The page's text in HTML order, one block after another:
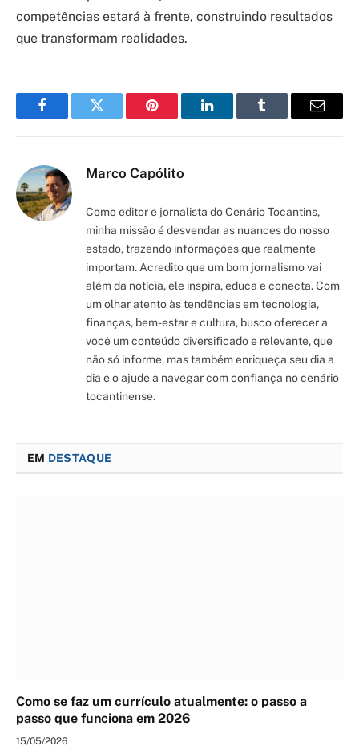
competências estará à frente, construindo resultados
que transformam realidades.
FacebookTwitter Pinterest LinkedInTumblr Email
Marco Capólito
Como editor e jornalista do Cenário Tocantins,
minha missão é desvendar as nuances do nosso
estado, trazendo informações que realmente
importam. Acredito que um bom jornalismo vai
além da notícia, ele inspira, educa e conecta. Com
um olhar atento às tendências em tecnologia,
finanças, bem-estar e cultura, busco oferecer a
você um conteúdo diversificado e relevante, que
não só informe, mas também enriqueça seu dia a
dia e o ajude a navegar com confiança no cenário
tocantinense.
EM DESTAQUE
Como se faz um currículo atualmente: o passo a
passo que funciona em 2026
15/05/2026